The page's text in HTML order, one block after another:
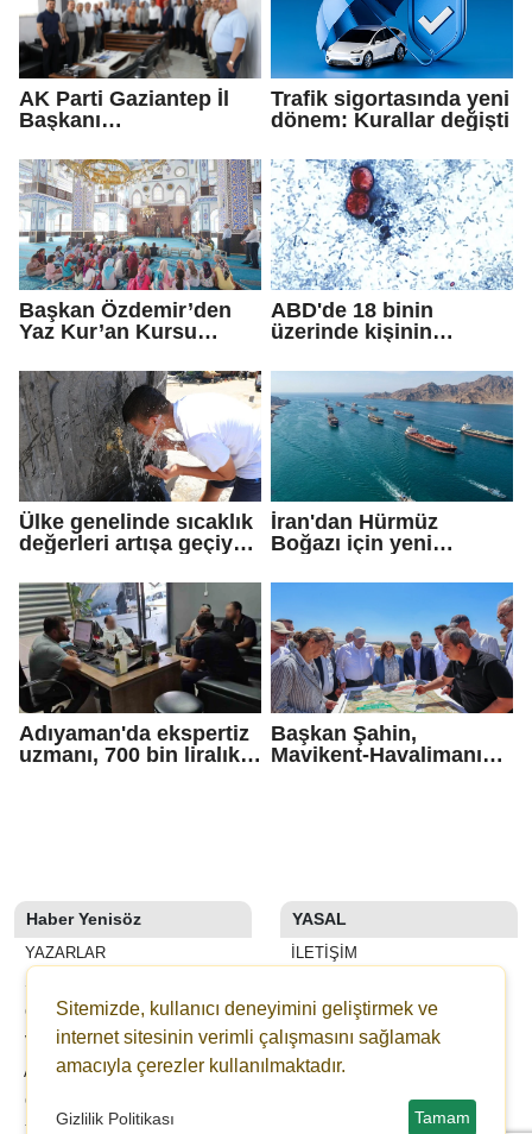
AK Parti Gaziantep İl
Başkanı
toplum kuruluşlarına
ziyaret: Gönül
köprülerini
güçlendirmeye devam
edeceğiz
Trafik sigortasında yeni
dönem: Kurallar değişti
Başkan Özdemir’den
Yaz Kur’an Kursu
ABD'de 18 binin
üzerinde kişinin
'siklosporiyazis'
salgını: 2 kişi hayatını
kaybetti
Ülke genelinde sıcaklık
değerleri artışa geçiyor:
görülecek
İran'dan Hürmüz
Boğazı için yeni
Adıyaman'da ekspertiz
uzmanı, 700 bin liralık
Başkan Şahin,
Mavikent-Havalimanı
Haber Yenisöz
YAZARLAR
SON DAKİKA
GALERİLER
VİDEOLAR
ANKETLER
GAZETELER
YASAL
İLETIŞIM
YAYIN İLKELERI
KURALLAR
GIZLILIK
KULLANICI SÖZLEŞMESI
Sitemizde, kullanıcı deneyimini geliştirmek ve
internet sitesinin verimli çalışmasını sağlamak
amacıyla çerezler kullanılmaktadır.
Gizlilik Politikası Tamam